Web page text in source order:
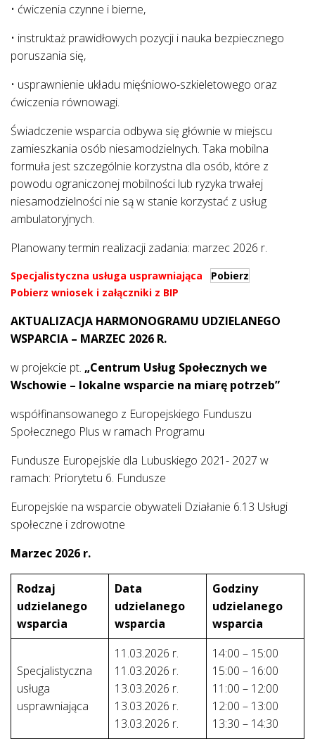
• ćwiczenia czynne i bierne,
• instruktaż prawidłowych pozycji i nauka bezpiecznego
poruszania się,
• usprawnienie układu mięśniowo-szkieletowego oraz
ćwiczenia równowagi.
Świadczenie wsparcia odbywa się głównie w miejscu
zamieszkania osób niesamodzielnych. Taka mobilna
formuła jest szczególnie korzystna dla osób, które z
powodu ograniczonej mobilności lub ryzyka trwałej
niesamodzielności nie są w stanie korzystać z usług
ambulatoryjnych.
Planowany termin realizacji zadania: marzec 2026 r.
Specjalistyczna usługa usprawniająca
Pobierz
Pobierz wniosek i załączniki z BIP
AKTUALIZACJA HARMONOGRAMU UDZIELANEGO
WSPARCIA – MARZEC 2026 R.
w projekcie pt. „Centrum Usług Społecznych we
Wschowie – lokalne wsparcie na miarę potrzeb”
współfinansowanego z Europejskiego Funduszu
Społecznego Plus w ramach Programu
Fundusze Europejskie dla Lubuskiego 2021- 2027 w
ramach: Priorytetu 6. Fundusze
Europejskie na wsparcie obywateli Działanie 6.13 Usługi
społeczne i zdrowotne
Marzec 2026 r.
Rodzaj
udzielanego
wsparcia
Data
udzielanego
wsparcia
Godziny
udzielanego
wsparcia
Specjalistyczna
usługa
usprawniająca
11.03.2026 r.
11.03.2026 r.
13.03.2026 r.
13.03.2026 r.
13.03.2026 r.
14:00 – 15:00
15:00 – 16:00
11:00 – 12:00
12:00 – 13:00
13:30 – 14:30